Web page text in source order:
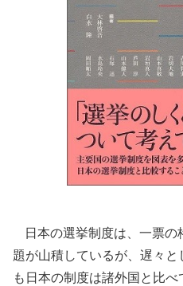
日本の選挙制度は、一票の
題が山積しているが、遅々
も日本の制度は諸外国と比